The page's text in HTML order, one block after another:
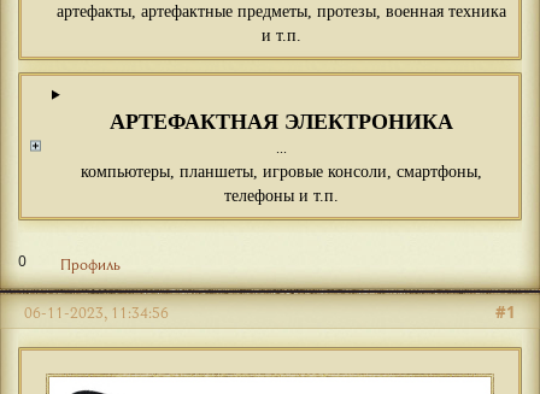
артефакты, артефактные предметы, протезы, военная техника
и т.п.
АРТЕФАКТНАЯ ЭЛЕКТРОНИКА
компьютеры, планшеты, игровые консоли, смартфоны,
телефоны и т.п.
0 Профиль
#1
06-11-2023, 11:34:56